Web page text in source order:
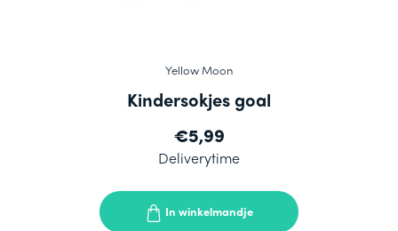
Yellow Moon
Kindersokjes goal
€5,99
Deliverytime
In winkelmandje